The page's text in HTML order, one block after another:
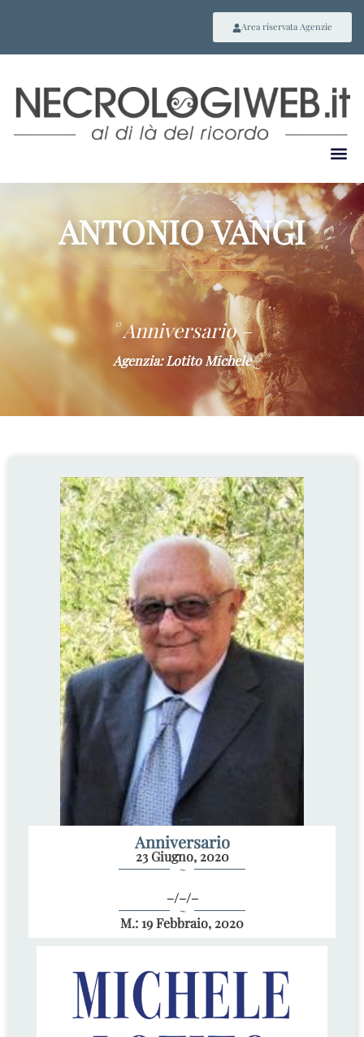
Area riservata Agenzie
ANTONIO VANGI
~
° Anniversario –
Agenzia: Lotito Michele
Anniversario
23 Giugno, 2020
~
–/–/–
~
M.: 19 Febbraio, 2020